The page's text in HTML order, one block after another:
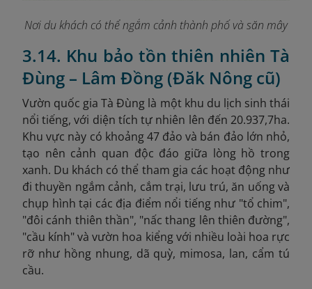
Nơi du khách có thể ngắm cảnh thành phố và săn mây
3.14. Khu bảo tồn thiên nhiên Tà
Đùng – Lâm Đồng (Đăk Nông cũ)
Vườn quốc gia Tà Đùng là một khu du lịch sinh thái
nổi tiếng, với diện tích tự nhiên lên đến 20.937,7ha.
Khu vực này có khoảng 47 đảo và bán đảo lớn nhỏ,
tạo nên cảnh quan độc đáo giữa lòng hồ trong
xanh. Du khách có thể tham gia các hoạt động như
đi thuyền ngắm cảnh, cắm trại, lưu trú, ăn uống và
chụp hình tại các địa điểm nổi tiếng như "tổ chim",
"đôi cánh thiên thần", "nấc thang lên thiên đường",
"cầu kính" và vườn hoa kiểng với nhiều loài hoa rực
rỡ như hồng nhung, dã quỳ, mimosa, lan, cẩm tú
cầu.